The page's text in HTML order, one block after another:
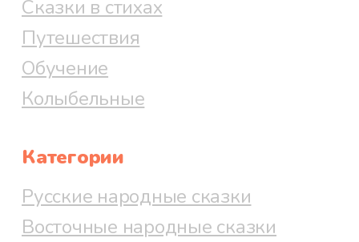
Сказки в стихах
Путешествия
Обучение
Колыбельные
Категории
Русские народные сказки
Восточные народные сказки